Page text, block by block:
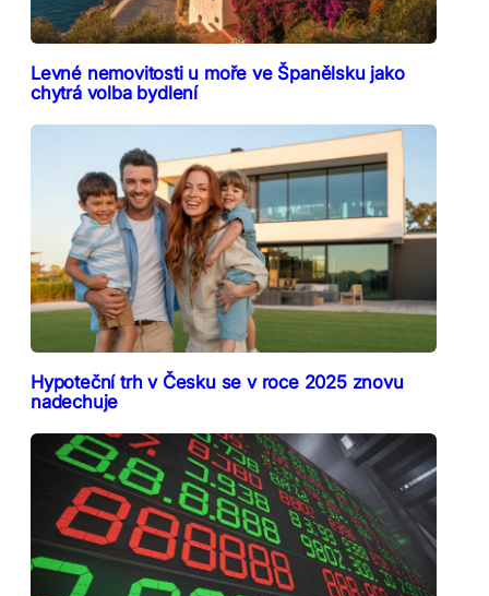
Levné nemovitosti u moře ve Španělsku jako
chytrá volba bydlení
Hypoteční trh v Česku se v roce 2025 znovu
nadechuje